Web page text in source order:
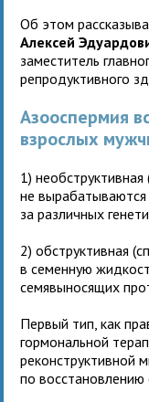
Об этом
Алексей
заместитель
репродуктивного
Азооспермия
взрослых
1)
не
за различных
2) обструктивная
в семенную
семявыносящих
Первый тип, как
гормональной
реконструктивной
по